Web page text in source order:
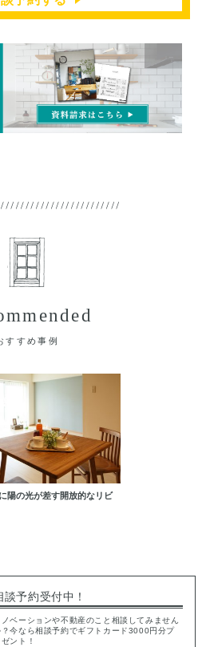
すすめ事例
陽の光が差す開放的なリビ
談予約受付中！
ノベーションや不動産のこと相談してみません
？今なら相談予約でギフトカード3000円分プ
ゼント！